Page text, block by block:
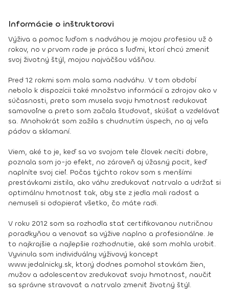
Informácie o inštruktorovi
Výživa a pomoc ľuďom s nadváhou je mojou profesiou už 6
rokov, no v prvom rade je práca s ľuďmi, ktorí chcú zmeniť
svoj životný štýl, mojou najväčšou vášňou.
Pred 12 rokmi som mala sama nadváhu. V tom období
nebolo k dispozícii také množstvo informácií a zdrojov ako v
súčasnosti, preto som musela svoju hmotnosť redukovať
samovoľne a preto som začala študovať, skúšať a vzdelávať
sa. Mnohokrát som zažila s chudnutím úspech, no aj veľa
pádov a sklamaní.
Viem, aké to je, keď sa vo svojom tele človek necíti dobre,
poznala som jo-jo efekt, no zároveň aj úžasný pocit, keď
naplníte svoj cieľ. Počas týchto rokov som s menšími
prestávkami zistila, ako váhu zredukovať natrvalo a udržať si
optimálnu hmotnosť tak, aby ste z jedla mali radosť a
nemuseli si odopierať všetko, čo máte radi.
V roku 2012 som sa rozhodla stať certifikovanou nutričnou
poradkyňou a venovať sa výžive naplno a profesionálne. Je
to najkrajšie a najlepšie rozhodnutie, aké som mohla urobiť.
Vyvinula som individuálny výživový koncept
www.jedalnicky.sk, ktorý dodnes pomohol stovkám žien,
mužov a adolescentov zredukovať svoju hmotnosť, naučiť
sa správne stravovať a natrvalo zmeniť životný štýl.